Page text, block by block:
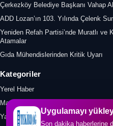
Çerkezköy Belediye Başkanı Vahap
ADD Lozan’ın 103. Yılında Çelenk
Yeniden Refah Partisi’nde Muratlı ve
Atamalar
Gıda Mühendislerinden Kritik Uyarı
Kategoriler
Yerel Haber
Manşet
Yazar
Uygulamayı
Son dakika haberlerine